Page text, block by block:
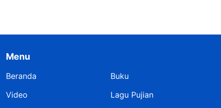
Menu
Beranda
Buku
Video
Lagu Pujian